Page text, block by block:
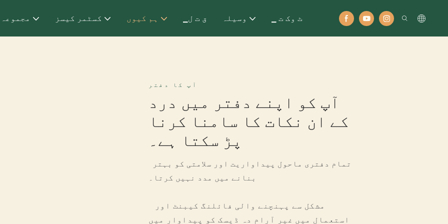
مجموعہ کسٹمر کیسز ہم کیوں ▁ق ت ل وسیلہ ▁ ٹ وک ت
آپ کو اپنے دفتر میں درد
کے ان نکات کا سامنا کرنا
پڑ سکتا ہے۔
بنانے میں مدد نہیں کرتا۔
استعمال میں غیر آرام دہ ڈیسک کو پیداوار میں